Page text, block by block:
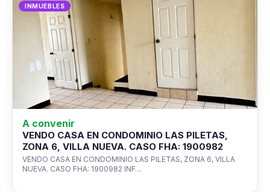
INMUEBLES
A convenir
VENDO CASA EN CONDOMINIO LAS PILETAS,
ZONA 6, VILLA NUEVA. CASO FHA: 1900982
VENDO CASA EN CONDOMINIO LAS PILETAS, ZONA 6, VILLA
NUEVA. CASO FHA: 1900982 INF…